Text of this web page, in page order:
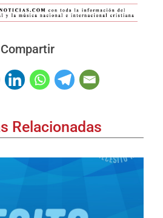
Compartir
Relacionadas